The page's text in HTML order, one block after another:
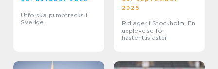
Utforska pumptracks i
Sverige
2025
Ridläger i Stockholm: En
upplevelse för
hästentusiaster